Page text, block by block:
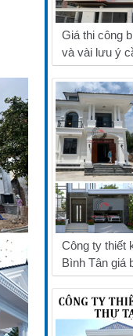
Giá thi công
và vài lưu ý
Công ty thiết
Bình Tân giá